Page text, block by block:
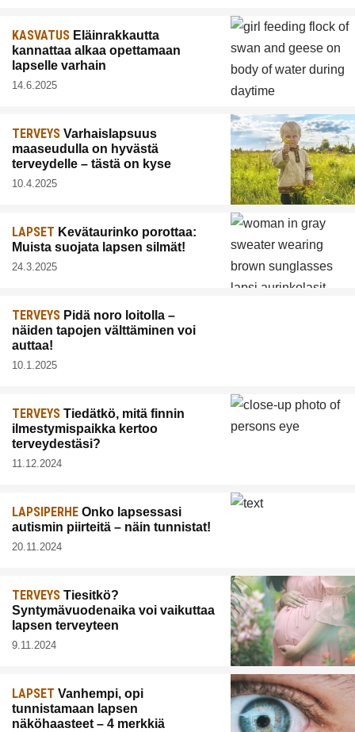
KASVATUS Eläinrakkautta
kannattaa alkaa opettamaan
lapselle varhain
14.6.2025
TERVEYS Varhaislapsuus
maaseudulla on hyvästä
terveydelle – tästä on kyse
10.4.2025
LAPSET Kevätaurinko porottaa:
Muista suojata lapsen silmät!
24.3.2025
TERVEYS Pidä noro loitolla –
näiden tapojen välttäminen voi
auttaa!
10.1.2025
TERVEYS Tiedätkö, mitä finnin
ilmestymispaikka kertoo
terveydestäsi?
11.12.2024
LAPSIPERHE Onko lapsessasi
autismin piirteitä – näin tunnistat!
20.11.2024
TERVEYS Tiesitkö?
Syntymävuodenaika voi vaikuttaa
lapsen terveyteen
9.11.2024
LAPSET Vanhempi, opi
tunnistamaan lapsen
näköhaasteet – 4 merkkiä